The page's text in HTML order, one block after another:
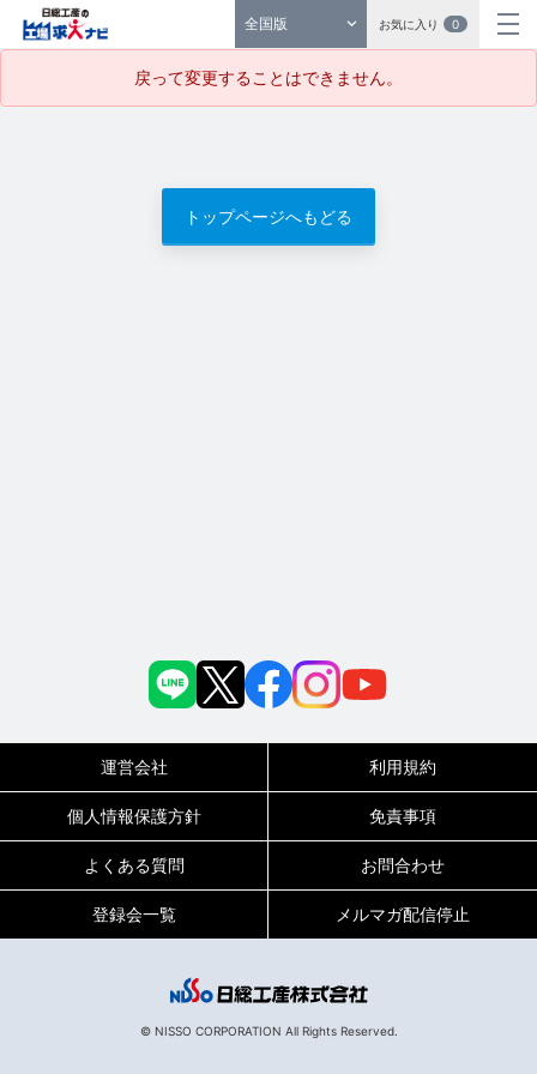
全国版 お気に入り 0
戻って変更することはできません。
トップページへもどる
運営会社 利用規約
個人情報保護方針 免責事項
よくある質問 お問合わせ
登録会一覧 メルマガ配信停止
© NISSO CORPORATION All Rights Reserved.